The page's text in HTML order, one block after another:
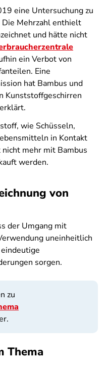
eine Untersuchung zu
Mehrzahl enthielt
und hätte nicht
ein Verbot von
Eine
hat Bambus und
Kunststoffgeschirren
erklärt.
wie Schüsseln,
in Kontakt
mehr mit Bambus
werden.
von
der Umgang mit
uneinheitlich
sorgen.
zu
Thema